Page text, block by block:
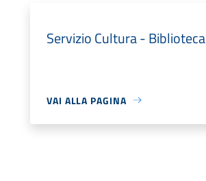
Servizio Cultura - Biblioteca
VAI ALLA PAGINA